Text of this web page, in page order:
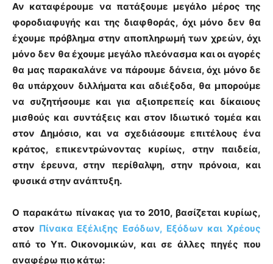
Αν καταφέρουμε να πατάξουμε μεγάλο μέρος της
φοροδιαφυγής και της διαφθοράς, όχι μόνο δεν θα
έχουμε πρόβλημα στην αποπληρωμή των χρεών, όχι
μόνο δεν θα έχουμε μεγάλο πλεόνασμα και οι αγορές
θα μας παρακαλάνε να πάρουμε δάνεια, όχι μόνο δε
θα υπάρχουν διλλήματα και αδιέξοδα, θα μπορούμε
να συζητήσουμε και για αξιοπρεπείς και δίκαιους
μισθούς και συντάξεις και στον Ιδιωτικό τομέα και
στον Δημόσιο, και να σχεδιάσουμε επιτέλους ένα
κράτος, επικεντρώνοντας κυρίως, στην παιδεία,
στην έρευνα, στην περίθαλψη, στην πρόνοια, και
φυσικά στην ανάπτυξη.
Ο παρακάτω πίνακας για το 2010, βασίζεται κυρίως,
στον Πίνακα Εξέλιξης Εσόδων, Εξόδων και Χρέους
από το Υπ. Οικονομικών, και σε άλλες πηγές που
αναφέρω πιο κάτω: